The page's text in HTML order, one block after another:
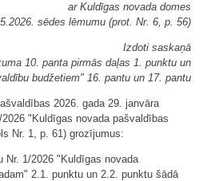
ar Kuldīgas novada domes
sēdes lēmumu (prot. Nr. 6, p. 56)
Izdoti saskaņā
10. panta pirmās daļas 1. punktu un
budžetiem" 16. pantu un 17. pantu
2026. gada 29. janvāra
"Kuldīgas novada pašvaldības
Nr. 1, p. 61) grozījumus:
Nr. 1/2026 "Kuldīgas novada
2.1. punktu un 2.2. punktu šādā